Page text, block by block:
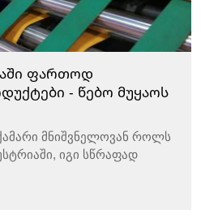
ფართოდ
- წებო მუყაოს
მნიშვნელოვან როლს
იგი სწრაფად
როგორიცაა